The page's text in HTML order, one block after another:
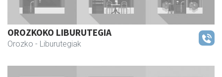
OROZKOKO LIBURUTEGIA
Orozko - Liburutegiak